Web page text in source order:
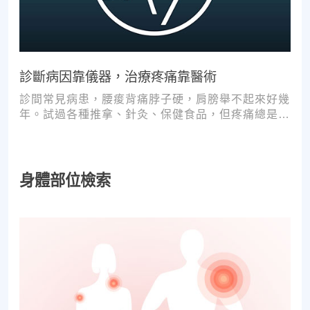
診斷病因靠儀器，治療疼痛靠醫術
診間常見病患，腰痠背痛脖子硬，肩膀舉不起來好幾
年。試過各種推拿、針灸、保健食品，但疼痛總是時
身體部位檢索